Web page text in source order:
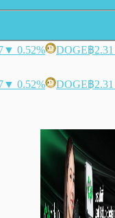
▼ 0.52% DOGE฿2.31
▼ 0.52% DOGE฿2.31